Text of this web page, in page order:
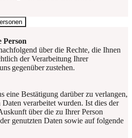
Person
über die Rechte, die Ihnen
der Verarbeitung Ihrer
gegenüber zustehen.
eine Bestätigung darüber zu verlangen,
verarbeitet wurden. Ist dies der
über die zu Ihrer Person
genutzten Daten sowie auf folgende